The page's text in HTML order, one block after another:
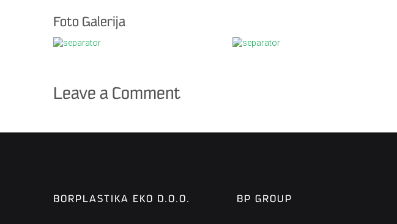
Foto Galerija
Leave a Comment
BORPLASTIKA EKO D.O.O. BP GROUP